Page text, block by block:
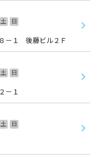
土
日
－１ 後藤ビル２Ｆ
土
日
－１
土
日